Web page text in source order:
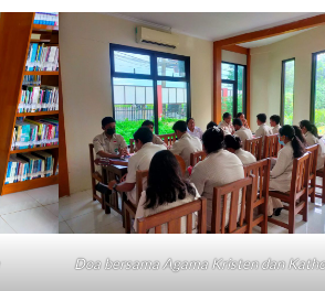
Doa bersama Agama Kristen dan